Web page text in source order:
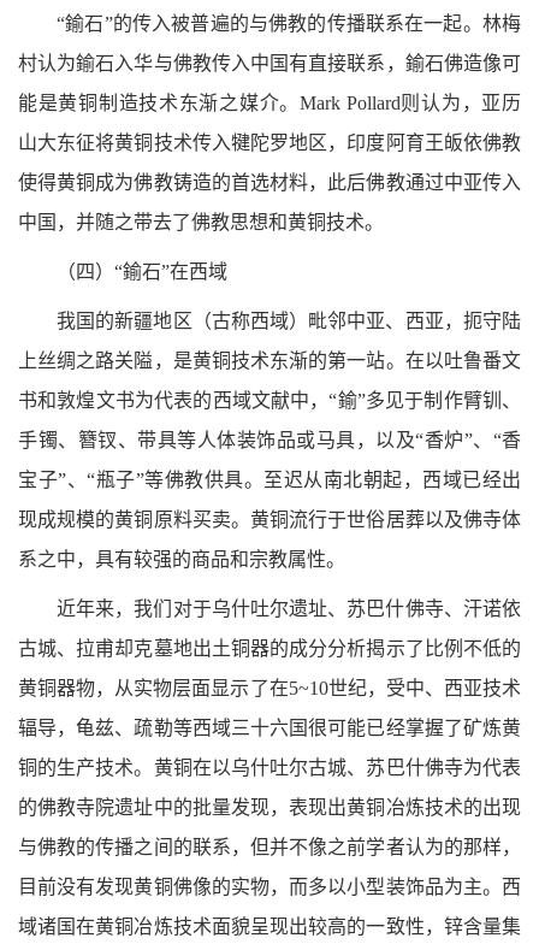
“鍮石”的传入被普遍的与佛教的传播联系在一起。林梅
村认为鍮石入华与佛教传入中国有直接联系，鍮石佛造像可
能是黄铜制造技术东渐之媒介。Mark Pollard则认为，亚历
山大东征将黄铜技术传入犍陀罗地区，印度阿育王皈依佛教
使得黄铜成为佛教铸造的首选材料，此后佛教通过中亚传入
中国，并随之带去了佛教思想和黄铜技术。
（四）“鍮石”在西域
我国的新疆地区（古称西域）毗邻中亚、西亚，扼守陆
上丝绸之路关隘，是黄铜技术东渐的第一站。在以吐鲁番文
书和敦煌文书为代表的西域文献中，“鍮”多见于制作臂钏、
手镯、簪钗、带具等人体装饰品或马具，以及“香炉”、“香
宝子”、“瓶子”等佛教供具。至迟从南北朝起，西域已经出
现成规模的黄铜原料买卖。黄铜流行于世俗居葬以及佛寺体
系之中，具有较强的商品和宗教属性。
近年来，我们对于乌什吐尔遗址、苏巴什佛寺、汗诺依
古城、拉甫却克墓地出土铜器的成分分析揭示了比例不低的
黄铜器物，从实物层面显示了在5~10世纪，受中、西亚技术
辐导，龟兹、疏勒等西域三十六国很可能已经掌握了矿炼黄
铜的生产技术。黄铜在以乌什吐尔古城、苏巴什佛寺为代表
的佛教寺院遗址中的批量发现，表现出黄铜冶炼技术的出现
与佛教的传播之间的联系，但并不像之前学者认为的那样，
目前没有发现黄铜佛像的实物，而多以小型装饰品为主。西
域诸国在黄铜冶炼技术面貌呈现出较高的一致性，锌含量集